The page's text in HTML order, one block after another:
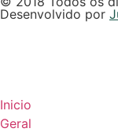
Desenvolvido por
Inicio
Geral